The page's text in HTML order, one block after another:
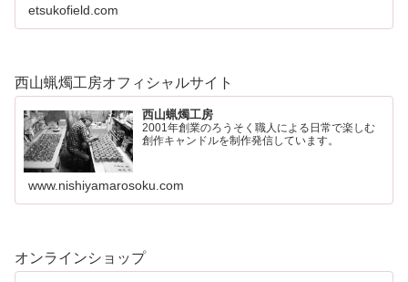
etsukofield.com
西山蝋燭工房オフィシャルサイト
西山蝋燭工房
2001年創業のろうそく職人による日常で楽しむ
創作キャンドルを制作発信しています。
www.nishiyamarosoku.com
オンラインショップ